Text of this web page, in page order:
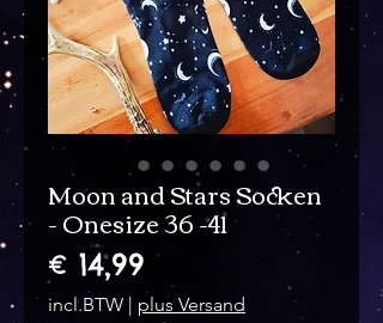
Moon and Stars Socken
- Onesize 36 -41
€ 14,99 Prijs
incl.BTW | plus Versand